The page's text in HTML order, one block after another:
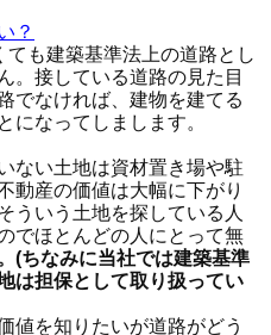
？
も建築基準法上の道路とし
。接している道路の見た目
でなければ、建物を建てる
になってしまします。
ない土地は資材置き場や駐
動産の価値は大幅に下がり
ういう土地を探している人
でほとんどの人にとって無
(ちなみに当社では建築基準
は担保として取り扱ってい
値を知りたいが道路がどう